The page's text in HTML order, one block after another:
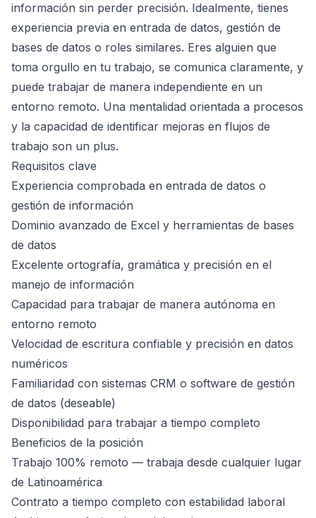
información sin perder precisión. Idealmente, tienes
experiencia previa en entrada de datos, gestión de
bases de datos o roles similares. Eres alguien que
toma orgullo en tu trabajo, se comunica claramente, y
puede trabajar de manera independiente en un
entorno remoto. Una mentalidad orientada a procesos
y la capacidad de identificar mejoras en flujos de
trabajo son un plus.
Requisitos clave
Experiencia comprobada en entrada de datos o
gestión de información
Dominio avanzado de Excel y herramientas de bases
de datos
Excelente ortografía, gramática y precisión en el
manejo de información
Capacidad para trabajar de manera autónoma en
entorno remoto
Velocidad de escritura confiable y precisión en datos
numéricos
Familiaridad con sistemas CRM o software de gestión
de datos (deseable)
Disponibilidad para trabajar a tiempo completo
Beneficios de la posición
Trabajo 100% remoto — trabaja desde cualquier lugar
de Latinoamérica
Contrato a tiempo completo con estabilidad laboral